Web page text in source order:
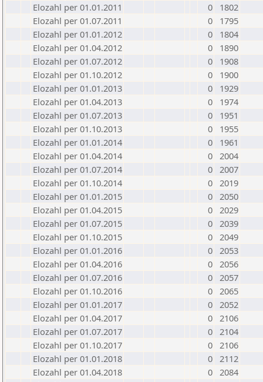
Elozahl per 01.01.2011
0
1802
Elozahl per 01.07.2011
0
1795
Elozahl per 01.01.2012
0
1804
Elozahl per 01.04.2012
0
1890
Elozahl per 01.07.2012
0
1908
Elozahl per 01.10.2012
0
1900
Elozahl per 01.01.2013
0
1929
Elozahl per 01.04.2013
0
1974
Elozahl per 01.07.2013
0
1951
Elozahl per 01.10.2013
0
1955
Elozahl per 01.01.2014
0
1961
Elozahl per 01.04.2014
0 2004
Elozahl per 01.07.2014
0 2007
Elozahl per 01.10.2014
0 2019
Elozahl per 01.01.2015
0 2050
Elozahl per 01.04.2015
0 2029
Elozahl per 01.07.2015
0 2039
Elozahl per 01.10.2015
0 2049
Elozahl per 01.01.2016
0 2053
Elozahl per 01.04.2016
0 2056
Elozahl per 01.07.2016
0 2057
Elozahl per 01.10.2016
0 2065
Elozahl per 01.01.2017
0 2052
Elozahl per 01.04.2017
0 2106
Elozahl per 01.07.2017
0 2104
Elozahl per 01.10.2017
0 2106
Elozahl per 01.01.2018
0 2112
Elozahl per 01.04.2018
0 2084